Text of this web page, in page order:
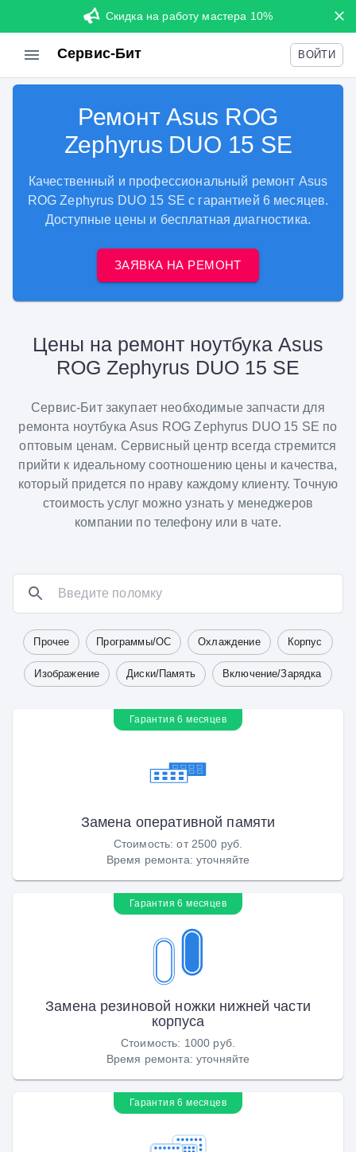
Скидка на работу мастера 10%
Сервис-Бит ВОЙТИ
Ремонт Asus ROG
Zephyrus DUO 15 SE
Качественный и профессиональный ремонт Asus
ROG Zephyrus DUO 15 SE с гарантией 6 месяцев.
Доступные цены и бесплатная диагностика.
ЗАЯВКА НА РЕМОНТ
Цены на ремонт ноутбука Asus
ROG Zephyrus DUO 15 SE
Сервис-Бит закупает необходимые запчасти для
ремонта ноутбука Asus ROG Zephyrus DUO 15 SE по
оптовым ценам. Сервисный центр всегда стремится
прийти к идеальному соотношению цены и качества,
который придется по нраву каждому клиенту. Точную
стоимость услуг можно узнать у менеджеров
компании по телефону или в чате.
Прочее Программы/ОС Охлаждение Корпус
Изображение Диски/Память Включение/Зарядка
Гарантия 6 месяцев
Замена оперативной памяти
Стоимость:от 2500 руб.
Время ремонта: уточняйте
Гарантия 6 месяцев
Замена резиновой ножки нижней части
корпуса
Стоимость: 1000 руб.
Время ремонта: уточняйте
Гарантия 6 месяцев